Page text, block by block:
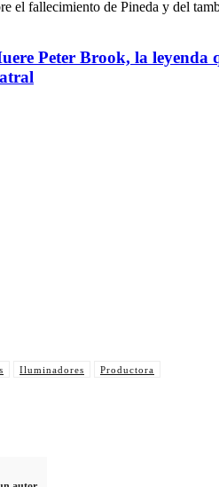
el fallecimiento de Pineda y del
Peter Brook, la leyenda
Iluminadores Productora